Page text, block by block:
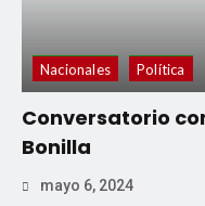
Nacionales Política
Conversatorio
Bonilla
mayo 6, 2024